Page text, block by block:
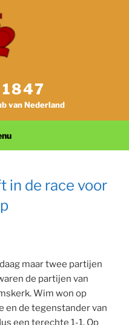
1847
van Nederland
in de race voor
maar twee partijen
de partijen van
Wim won op
en de tegenstander van
een terechte 1-1. Op